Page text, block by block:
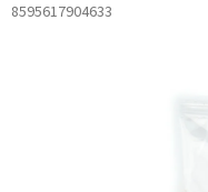
8595617904633